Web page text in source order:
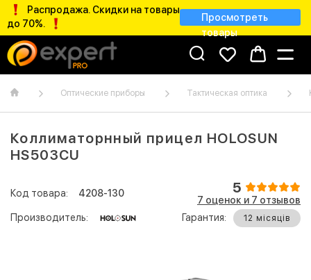
Распродажа. Скидки на товары
до 70%.
Просмотреть
товары
Оптические приборы Тактическая оптика
Коллиматорнный прицел HOLOSUN
HS503CU
Код товара: 4208-130 5
7 оценок и 7 отзывов
Производитель:
Гарантия: 12 місяців